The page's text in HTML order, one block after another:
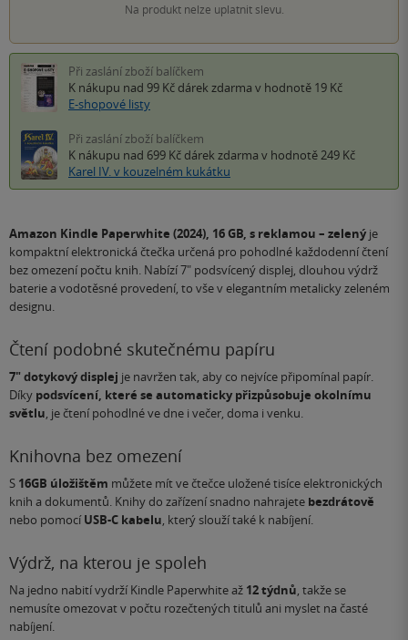
Na produkt nelze uplatnit slevu.
Při zaslání zboží balíčkem
K nákupu nad 99 Kč dárek zdarma v hodnotě 19 Kč
E-shopové listy
Při zaslání zboží balíčkem
K nákupu nad 699 Kč dárek zdarma v hodnotě 249 Kč
Karel IV. v kouzelném kukátku
Amazon Kindle Paperwhite (2024), 16 GB, s reklamou – zelený je
kompaktní elektronická čtečka určená pro pohodlné každodenní čtení
bez omezení počtu knih. Nabízí 7" podsvícený displej, dlouhou výdrž
baterie a vodotěsné provedení, to vše v elegantním metalicky zeleném
designu.
Čtení podobné skutečnému papíru
7" dotykový displej je navržen tak, aby co nejvíce připomínal papír.
Díky podsvícení, které se automaticky přizpůsobuje okolnímu
světlu, je čtení pohodlné ve dne i večer, doma i venku.
Knihovna bez omezení
S 16GB úložištěm můžete mít ve čtečce uložené tisíce elektronických
knih a dokumentů. Knihy do zařízení snadno nahrajete bezdrátově
nebo pomocíUSB-C kabelu, který slouží také k nabíjení.
Výdrž, na kterou je spoleh
Na jedno nabití vydrží Kindle Paperwhite až 12 týdnů, takže se
nemusíte omezovat v počtu rozečtených titulů ani myslet na časté
nabíjení.